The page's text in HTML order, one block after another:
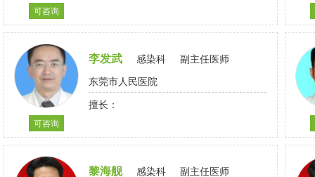
可咨询
可咨询
李发武 感染科
副主任医师
东莞市人民医院
擅长：
黎海舰 感染科
副主任医师